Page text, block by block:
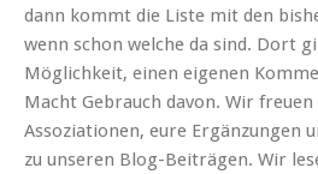
dann kommt die Liste mit den
wenn schon welche da sind. Dort
Möglichkeit, einen eigenen
Macht Gebrauch davon. Wir
Assoziationen, eure Ergänzungen
zu unseren Blog-Beiträgen. Wir